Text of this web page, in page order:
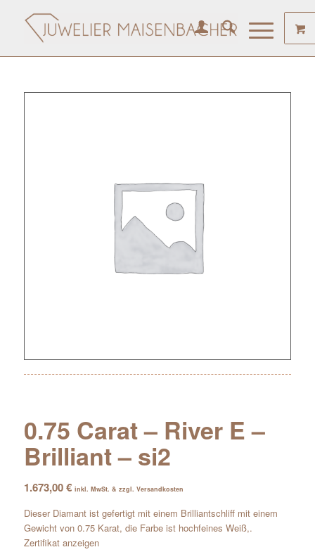
0.75 Carat – River E –
Brilliant – si2
1.673,00€ inkl. MwSt. & zzgl. Versandkosten
Dieser Diamant ist gefertigt mit einem Brilliantschliff mit einem
Gewicht von 0.75 Karat, die Farbe ist hochfeines Weiß,.
Zertifikat anzeigen